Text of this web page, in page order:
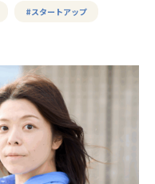
#スタートアップ